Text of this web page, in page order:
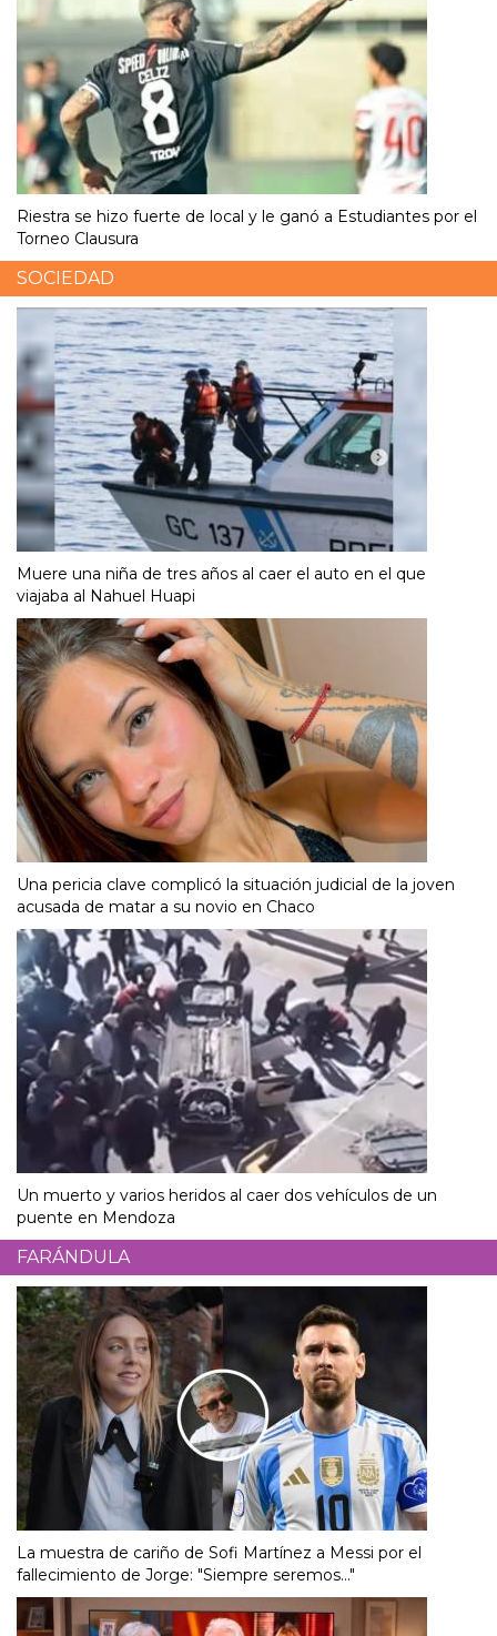
Riestra se hizo fuerte de local y le ganó a Estudiantes por el
Torneo Clausura
SOCIEDAD
Muere una niña de tres años al caer el auto en el que
viajaba al Nahuel Huapi
Una pericia clave complicó la situación judicial de la joven
acusada de matar a su novio en Chaco
Un muerto y varios heridos al caer dos vehículos de un
puente en Mendoza
FARÁNDULA
La muestra de cariño de Sofi Martínez a Messi por el
fallecimiento de Jorge: "Siempre seremos..."